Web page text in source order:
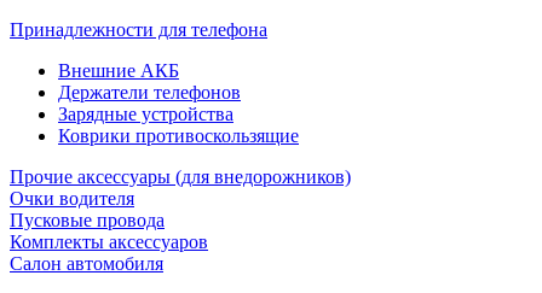
Принадлежности для телефона
Внешние АКБ
Держатели телефонов
Зарядные устройства
Коврики противоскользящие
Прочие аксессуары (для внедорожников)
Очки водителя
Пусковые провода
Комплекты аксессуаров
Салон автомобиля